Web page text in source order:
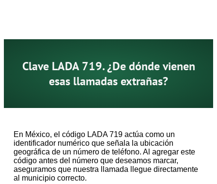
Clave LADA 719. ¿De dónde vienen
esas llamadas extrañas?
En México, el código LADA 719 actúa como un
identificador numérico que señala la ubicación
geográfica de un número de teléfono. Al agregar este
código antes del número que deseamos marcar,
aseguramos que nuestra llamada llegue directamente
al municipio correcto.